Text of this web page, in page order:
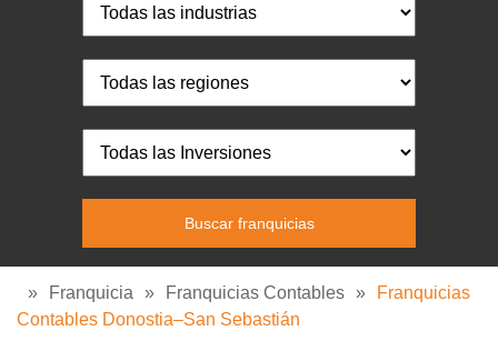
» Franquicia » Franquicias Contables »
Franquicias
Contables Donostia–San Sebastián